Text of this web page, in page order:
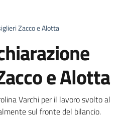
Zacco e Alotta
e Alotta
Varchi per il lavoro svolto al
sul fronte del bilancio.